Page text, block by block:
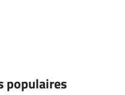
populaires